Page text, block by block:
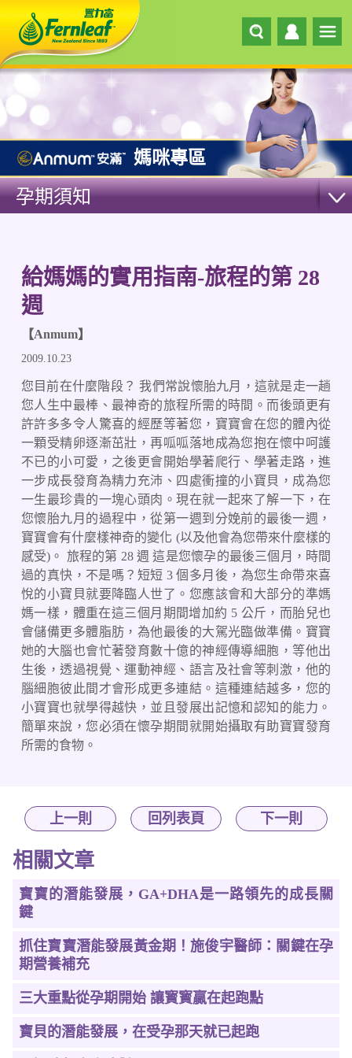
媽咪專區
孕期須知
給媽媽的實用指南-旅程的第 28
週
【Anmum】
2009.10.23
您目前在什麼階段？ 我們常說懷胎九月，這就是走一趟
您人生中最棒、最神奇的旅程所需的時間。而後頭更有
許許多多令人驚喜的經歷等著您，寶寶會在您的體內從
一顆受精卵逐漸茁壯，再呱呱落地成為您抱在懷中呵護
不已的小可愛，之後更會開始學著爬行、學著走路，進
一步成長發育為精力充沛、四處衝撞的小寶貝，成為您
一生最珍貴的一塊心頭肉。現在就一起來了解一下，在
您懷胎九月的過程中，從第一週到分娩前的最後一週，
寶寶會有什麼樣神奇的變化 (以及他會為您帶來什麼樣的
感受)。 旅程的第 28 週 這是您懷孕的最後三個月，時間
過的真快，不是嗎？短短 3 個多月後，為您生命帶來喜
悅的小寶貝就要降臨人世了。您應該會和大部分的準媽
媽一樣，體重在這三個月期間增加約 5 公斤，而胎兒也
會儲備更多體脂肪，為他最後的大駕光臨做準備。寶寶
她的大腦也會忙著發育數十億的神經傳導細胞，等他出
生後，透過視覺、運動神經、語言及社會等刺激，他的
腦細胞彼此間才會形成更多連結。這種連結越多，您的
小寶寶也就學得越快，並且發展出記憶和認知的能力。
簡單來說，您必須在懷孕期間就開始攝取有助寶寶發育
所需的食物。
上一則 回列表頁 下一則
相關文章
寶寶的潛能發展，GA+DHA是一路領先的成長關
鍵
抓住寶寶潛能發展黃金期！施俊宇醫師：關鍵在孕
期營養補充
三大重點從孕期開始 讓寳寳贏在起跑點
寶貝的潛能發展，在受孕那天就已起跑